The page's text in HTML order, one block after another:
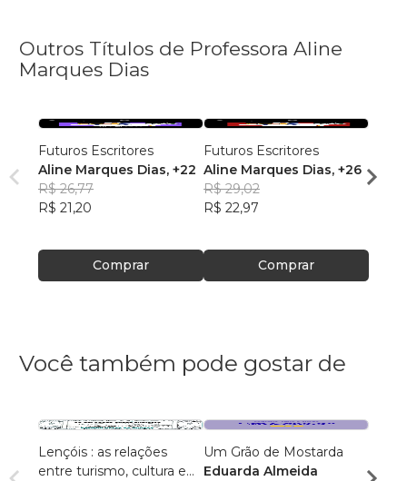
Outros Títulos de Professora Aline
Marques Dias
Futuros Escritores
Aline Marques Dias, +22
R$ 26,77
R$ 21,20
Comprar
Futuros Escritores
Aline Marques Dias, +26
R$ 29,02
R$ 22,97
Comprar
Ana
R$
Você também pode gostar de
Lençóis : as relações
entre turismo, cultura e
Um Grão de Mostarda
Eduarda Almeida
Aulas